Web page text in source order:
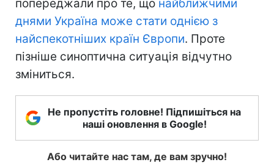
попереджали про те, що найближчими
днями Україна може стати однією з
найспекотніших країн Європи. Проте
пізніше синоптична ситуація відчутно
зміниться.
Не пропустіть головне! Підпишіться на
наші оновлення в Google!
Або читайте нас там, де вам зручно!